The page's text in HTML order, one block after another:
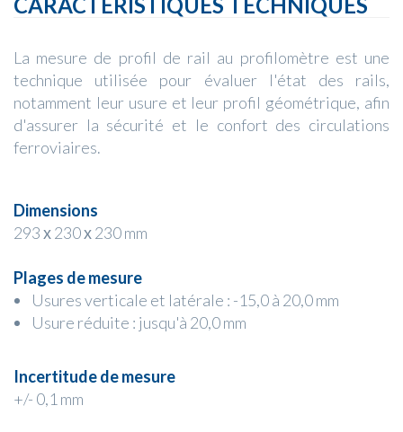
La mesure de profil de rail au profilomètre est une
technique utilisée pour évaluer l'état des rails,
notamment leur usure et leur profil géométrique, afin
d'assurer la sécurité et le confort des circulations
ferroviaires.
Dimensions
293 х 230 х 230 mm
Plages de mesure
Usures verticale et latérale : -15,0 à 20,0 mm
Usure réduite : jusqu'à 20,0 mm
Incertitude de mesure
+/- 0,1 mm